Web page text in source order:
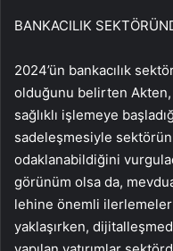
BANKACILIK
2024’ün bankacılık
olduğunu belirten Akten,
sağlıklı işlemeye
sadeleşmesiyle
odaklanabildiğini
görünüm olsa da,
lehine önemli ilerlemeler
yaklaşırken,